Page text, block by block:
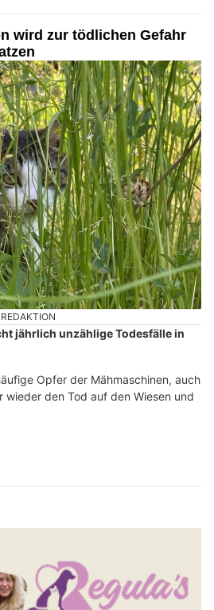
wird zur tödlichen Gefahr
jährlich unzählige Todesfälle in
Opfer der Mähmaschinen, auch
wieder den Tod auf den Wiesen und